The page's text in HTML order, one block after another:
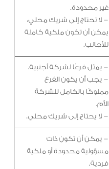
غير محدودة.
– لا تحتاج إلى شريك محلي،
يمكن أن تكون ملكية كاملة
للأجانب.
– يمثل فرعًا لشركة أجنبية.
– يجب أن يكون الفرع
مملوكًا بالكامل للشركة
الأم.
– لا يحتاج إلى شريك محلي.
– يمكن أن تكون ذات
مسؤولية محدودة أو ملكية
فردية.